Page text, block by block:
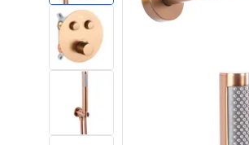
Brodziki prysznicowe
Toalety, ubikacje